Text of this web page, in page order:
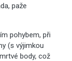
paže
pohybem, při
(s výjimkou
body, což